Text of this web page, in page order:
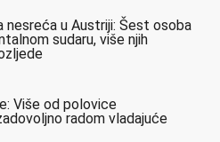
nesreća u Austriji: Šest osoba
sudaru, više njih
Više od polovice
radom vladajuće